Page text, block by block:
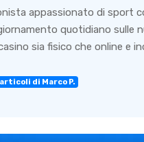
appassionato di sport
quotidiano sulle
sia fisico che online e
di Marco P.